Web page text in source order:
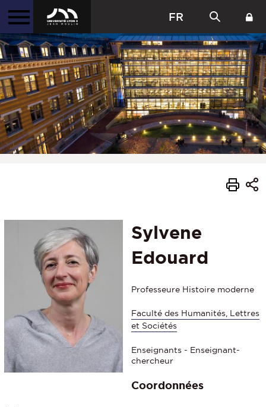
FR
Sylvene
Edouard
Professeure Histoire moderne
Faculté des Humanités, Lettres
et Sociétés
Enseignants - Enseignant-
chercheur
Coordonnées